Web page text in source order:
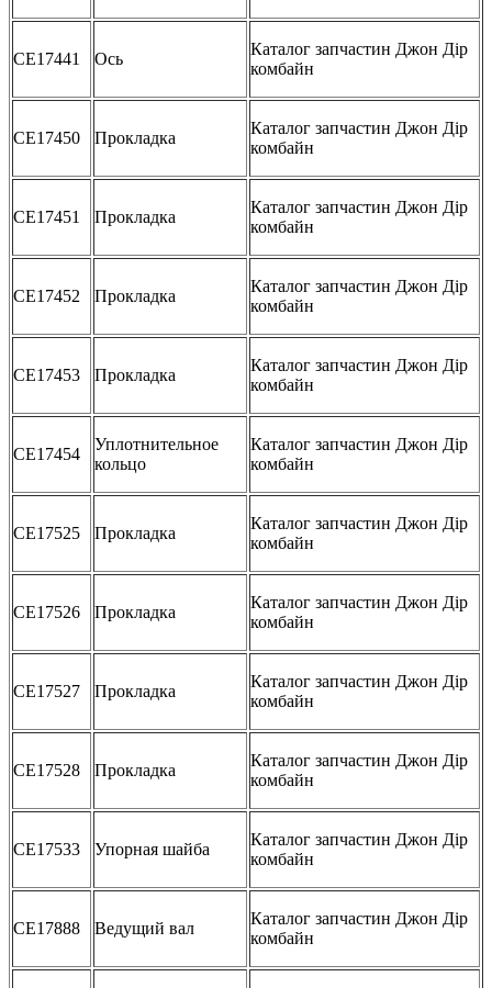
CE17441 Ось
Каталог запчастин Джон Дір
комбайн
CE17450 Прокладка
Каталог запчастин Джон Дір
комбайн
CE17451 Прокладка
Каталог запчастин Джон Дір
комбайн
CE17452 Прокладка
Каталог запчастин Джон Дір
комбайн
CE17453 Прокладка
Каталог запчастин Джон Дір
комбайн
CE17454
Уплотнительное
кольцо
Каталог запчастин Джон Дір
комбайн
CE17525 Прокладка
Каталог запчастин Джон Дір
комбайн
CE17526 Прокладка
Каталог запчастин Джон Дір
комбайн
CE17527 Прокладка
Каталог запчастин Джон Дір
комбайн
CE17528 Прокладка
Каталог запчастин Джон Дір
комбайн
CE17533 Упорная шайба
Каталог запчастин Джон Дір
комбайн
CE17888 Ведущий вал
Каталог запчастин Джон Дір
комбайн